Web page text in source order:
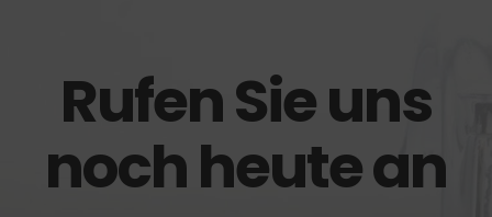
Rufen Sie uns
noch heute an